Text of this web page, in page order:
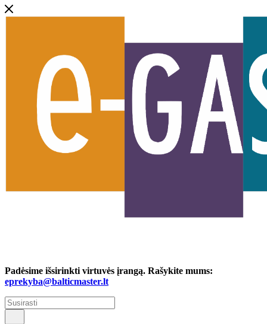
Padėsime išsirinkti virtuvės įrangą. Rašykite mums:
eprekyba@balticmaster.lt